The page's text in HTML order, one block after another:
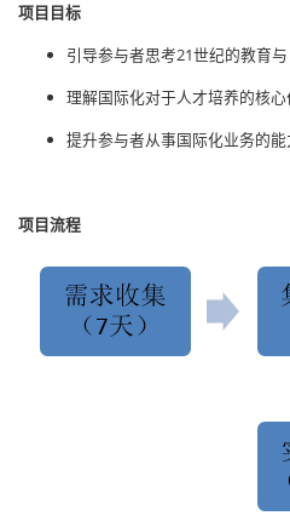
项目目标
引导参与者思考21世纪的教育
理解国际化对于人才培养的核心
提升参与者从事国际化业务的能
项目流程